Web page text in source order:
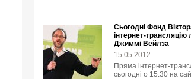
Сьогодні Фонд
інтернет-трансляцію
Джиммі Вейлза
15.05.2012
Пряма інтернет-
сьогодні о 15:30 на